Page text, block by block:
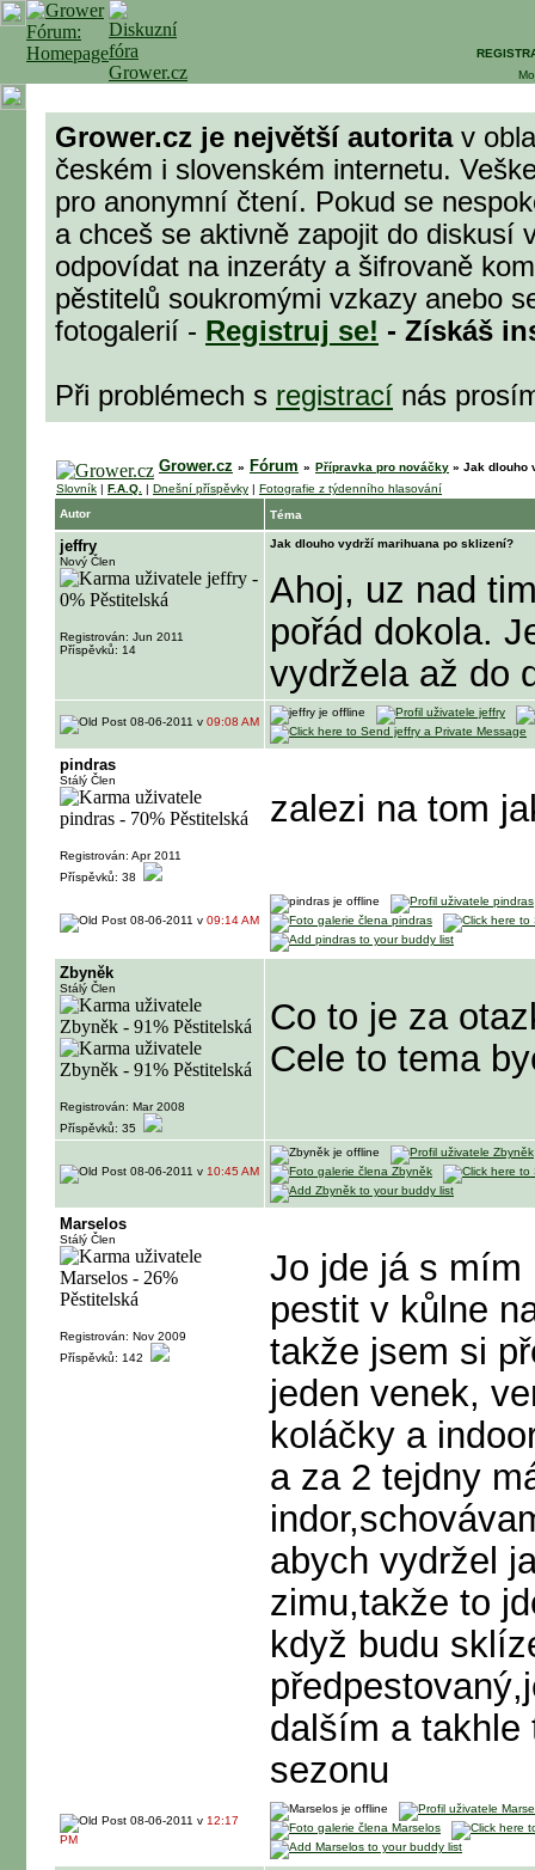
Grower.cz je největší autoritav
českém i slovenském internetu.
pro anonymní čtení. Pokud se
a chceš se aktivně zapojit do diskusí
odpovídat na inzeráty a šifrovaně
pěstitelů soukromými vzkazy anebo
fotogalerií - Registruj se! - Získáš
Při problémech s registrací nás
Grower.cz » Fórum » Přípravka pro nováčky » Jak dlouho
Slovník | F.A.Q. | Dnešní příspěvky | Fotografie z týdenního hlasování
Autor
Téma
jeffry
Nový Člen
Registrován: Jun 2011
Příspěvků: 14
Jak dlouho vydrží marihuana po sklizení?
Ahoj, uz nad
pořád dokola.
vydržela až do
08-06-2011 v 09:08 AM
pindras
Stálý Člen
Registrován: Apr 2011
Příspěvků: 38
zalezi na tom
08-06-2011 v 09:14 AM
Zbyněk
Stálý Člen
Registrován: Mar 2008
Příspěvků: 35
Co to je za
Cele to tema
08-06-2011 v 10:45 AM
Marselos
Stálý Člen
Registrován: Nov 2009
Příspěvků: 142
Jo jde já s mím
pestit v kůlne
takže jsem si
jeden venek,
koláčky a
a za 2 tejdny
abych vydržel
zimu,takže to
když budu
dalším a takhle
sezonu
08-06-2011 v 12:17
PM